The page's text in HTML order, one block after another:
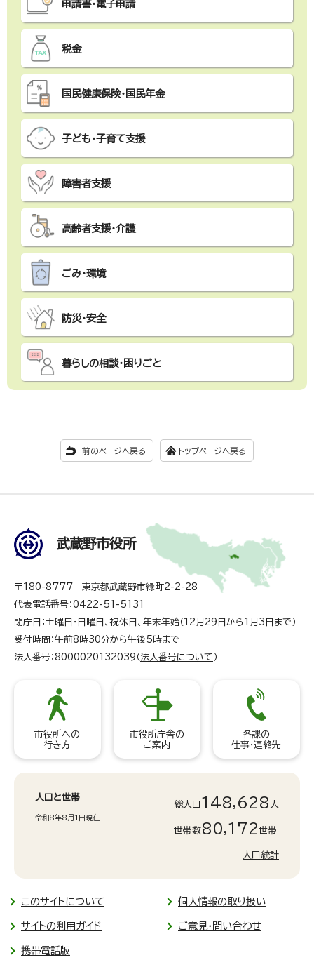
申請書・電子申請
税金
国民健康保険・国民年金
子ども・子育て支援
障害者支援
高齢者支援・介護
ごみ・環境
防災・安全
暮らしの相談・困りごと
前のページへ戻る トップページへ戻る
武蔵野市役所
〒180-8777 東京都武蔵野市緑町2-2-28
代表電話番号：0422-51-5131
閉庁日：土曜日・日曜日、祝休日、年末年始（12月29日から1月3日まで）
受付時間：午前8時30分から午後5時まで
法人番号：8000020132039（法人番号について ）
市役所への
行き方
市役所庁舎の
ご案内
各課の
仕事・連絡先
人口と世帯
令和8年8月1日現在
総人口 148,628 人
世帯数80,172世帯
人口統計
このサイトについて 個人情報の取り扱い
サイトの利用ガイド ご意見・問い合わせ
携帯電話版